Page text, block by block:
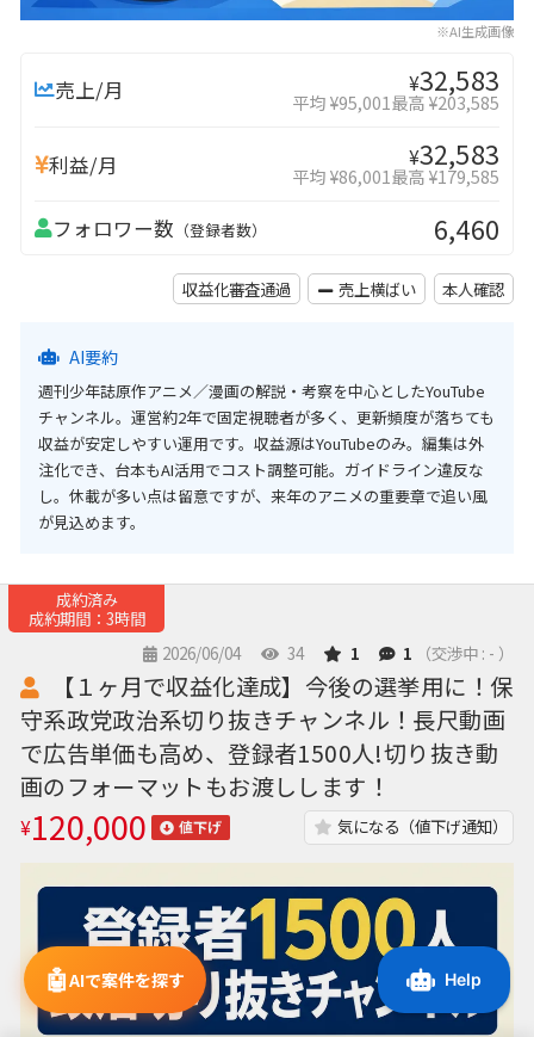
※AI生成画像
売上/月 ¥32,583
平均 ¥95,001最高 ¥203,585
利益/月 ¥32,583
平均 ¥86,001最高 ¥179,585
フォロワー数 （登録者数） 6,460
収益化審査通過 売上横ばい 本人確認
AI要約
週刊少年誌原作アニメ／漫画の解説・考察を中心としたYouTube
チャンネル。運営約2年で固定視聴者が多く、更新頻度が落ちても
収益が安定しやすい運用です。収益源はYouTubeのみ。編集は外
注化でき、台本もAI活用でコスト調整可能。ガイドライン違反な
し。休載が多い点は留意ですが、来年のアニメの重要章で追い風
が見込めます。
成約済み
成約期間：3時間
2026/06/04
34 1 1 （交渉中 : - ）
【１ヶ月で収益化達成】今後の選挙用に！保
守系政党政治系切り抜きチャンネル！長尺動画
で広告単価も高め、登録者1500人!切り抜き動
画のフォーマットもお渡しします！
¥120,000 値下げ 気になる（値下げ通知）
🤖AIで案件を探す